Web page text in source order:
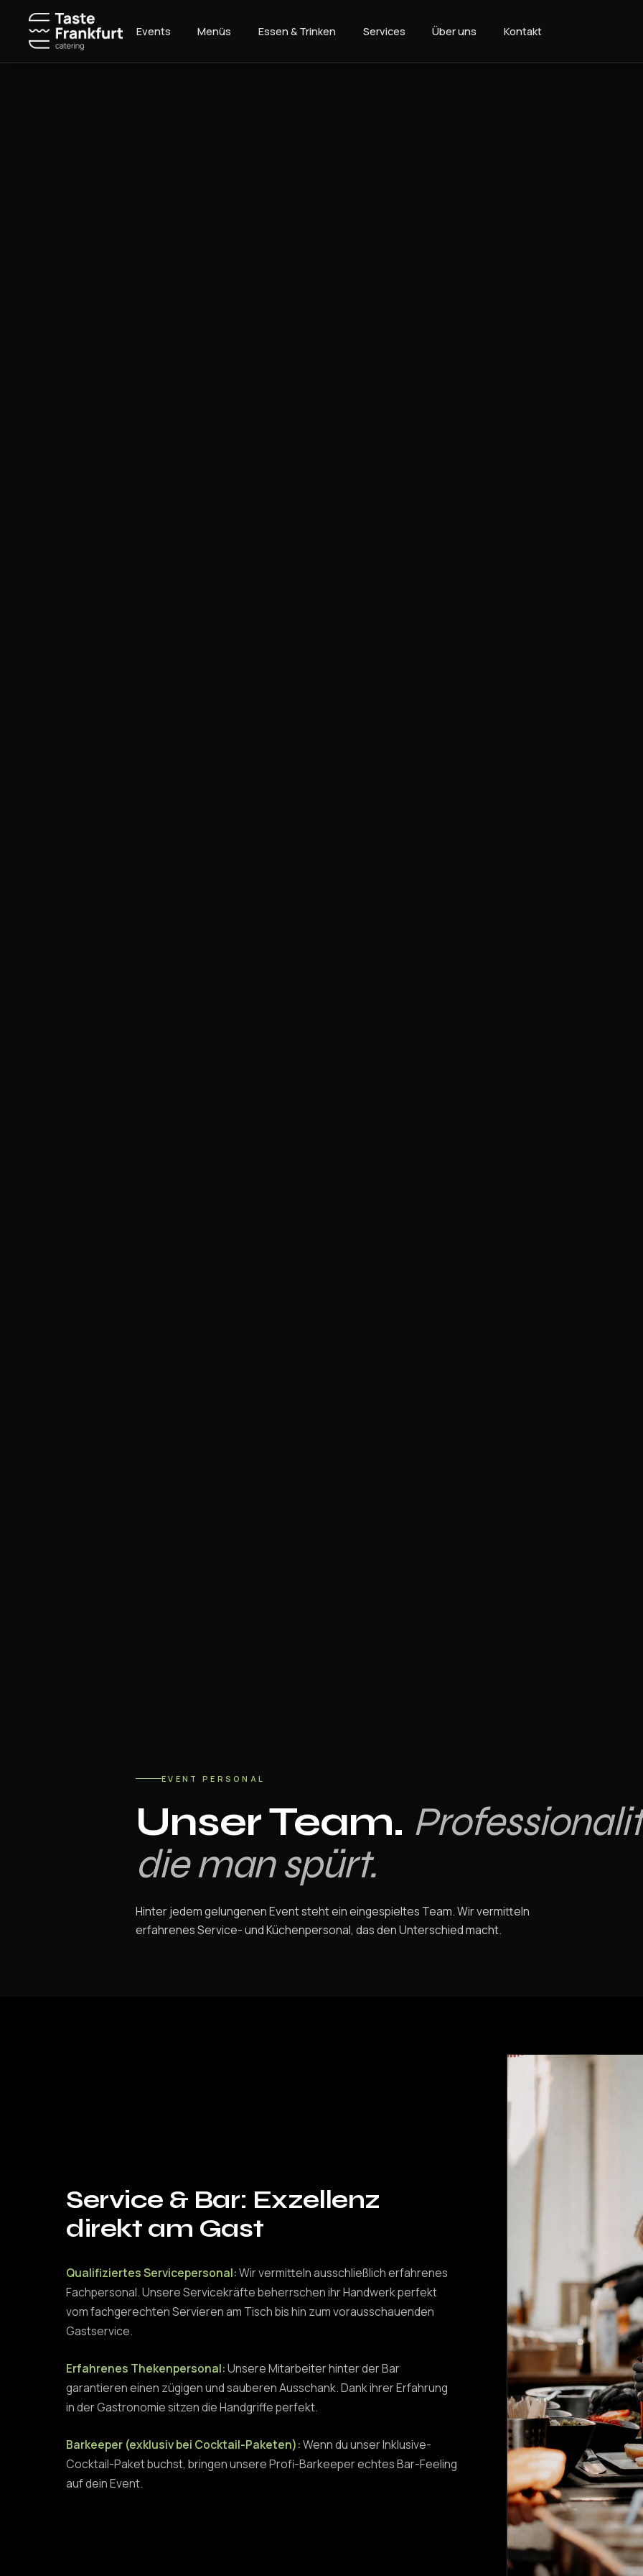
springen
EVENT PERSONAL
Unser Team.
die man spürt.
Hinter jedem gelungenen Event steht ein eingespieltes Team. Wir vermitteln
erfahrenes Service- und Küchenpersonal, das den Unterschied macht.
Service & Bar: Exzellenz
direkt am Gast
Qualifiziertes Servicepersonal:Wir vermitteln ausschließlich erfahrenes
Fachpersonal. Unsere Servicekräfte beherrschen ihr Handwerk perfekt
vom fachgerechten Servieren am Tisch bis hin zum vorausschauenden
Gastservice.
Erfahrenes Thekenpersonal:Unsere Mitarbeiter hinter der Bar
garantieren einen zügigen und sauberen Ausschank. Dank ihrer Erfahrung
in der Gastronomie sitzen die Handgriffe perfekt.
Barkeeper (exklusiv bei Cocktail-Paketen):Wenn du unser Inklusive-
Cocktail-Paket buchst, bringen unsere Profi-Barkeeper echtes Bar-Feeling
auf dein Event.
Events Menüs Essen & Trinken Services Über uns Kontakt